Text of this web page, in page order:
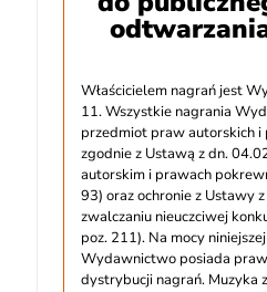
Właścicielem nagrań jest
11. Wszystkie nagrania
przedmiot praw autorskich i
zgodnie z Ustawą z dn.
autorskim i prawach
93) oraz ochronie z Ustawy
zwalczaniu nieuczciwej
poz. 211). Na mocy
Wydawnictwo posiada
dystrybucji nagrań. Muzyka